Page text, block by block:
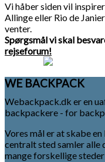
Vi håber siden vil
Allinge eller Rio de
venter.
Spørgsmål vi skal
rejseforum!
WE BACKPACK
Webackpack.dk er en
backpackere - for
Vores mål er at skabe
centralt sted samler alle
mange forskellige